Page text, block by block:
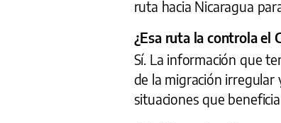
ruta hacia Nicaragua
¿Esa ruta la controla el
Sí. La información que
de la migración
situaciones que